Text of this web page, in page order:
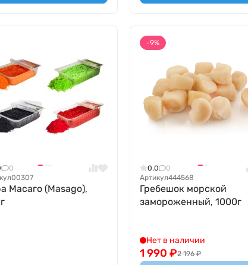
0
00307
Масаго (Masago),
-9%
0.0
0
Артикул444568
Гребешок морской
замороженный, 1000г
Нет в наличии
2 196 ₽
1 990 ₽